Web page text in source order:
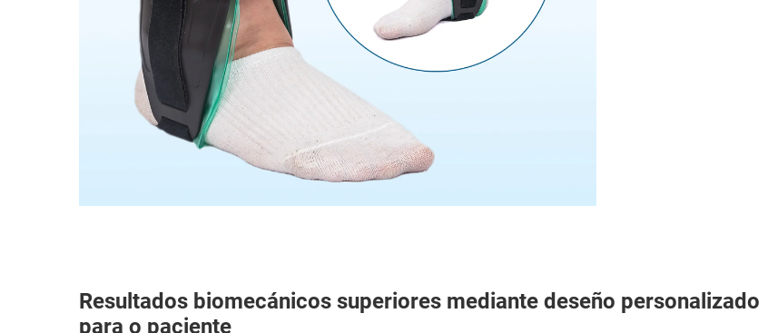
Resultados biomecánicos superiores mediante deseño personalizado
para o paciente